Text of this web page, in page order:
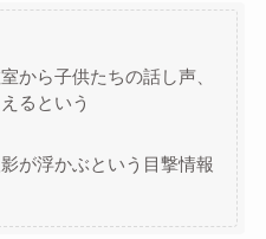
から子供たちの話し声、
るという
が浮かぶという目撃情報